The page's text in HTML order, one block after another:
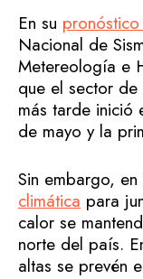
En su
Nacional de
Metereología e
que el sector
más tarde inició
de mayo y la
Sin embargo,
climática para
calor se
norte del país.
altas se prevén